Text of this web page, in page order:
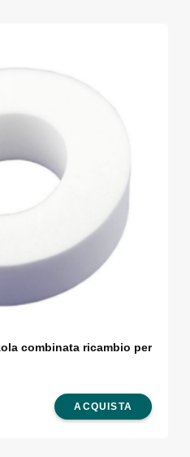
combinata ricambio per
ACQUISTA